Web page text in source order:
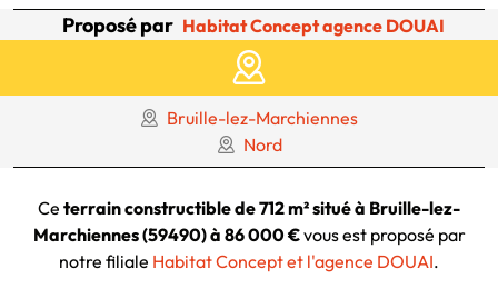
Proposé par Habitat Concept agence DOUAI
Bruille-lez-Marchiennes
Nord
Ce terrain constructible de 712 m² situé à Bruille-lez-
Marchiennes (59490) à 86 000 €vous est proposé par
notre filiale Habitat Concept et l'agence DOUAI.